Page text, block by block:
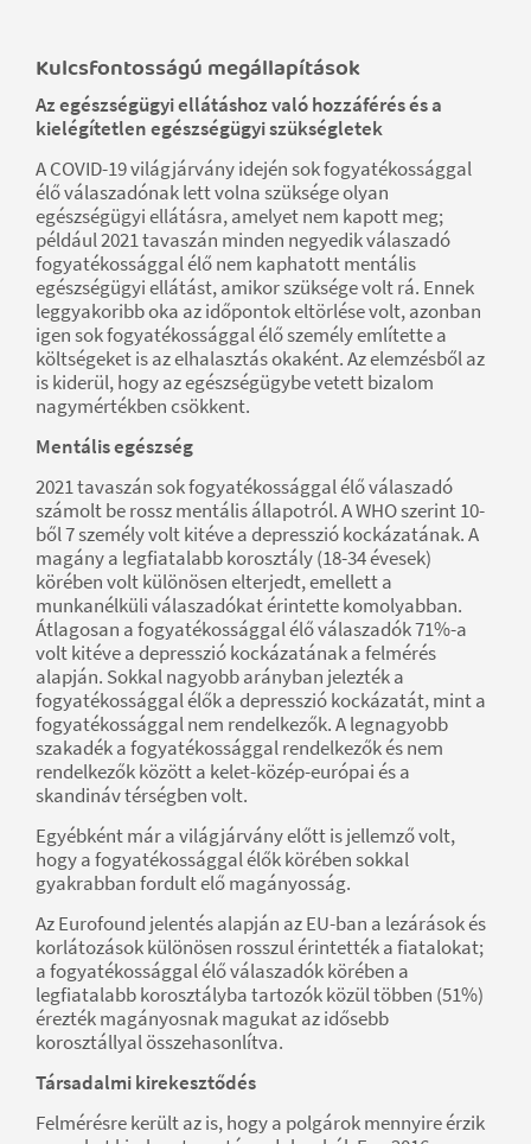
Kulcsfontosságú megállapítások
Az egészségügyi ellátáshoz való hozzáférés és a
kielégítetlen egészségügyi szükségletek
A COVID-19 világjárvány idején sok fogyatékossággal
élő válaszadónak lett volna szüksége olyan
egészségügyi ellátásra, amelyet nem kapott meg;
például 2021 tavaszán minden negyedik válaszadó
fogyatékossággal élő nem kaphatott mentális
egészségügyi ellátást, amikor szüksége volt rá. Ennek
leggyakoribb oka az időpontok eltörlése volt, azonban
igen sok fogyatékossággal élő személy említette a
költségeket is az elhalasztás okaként. Az elemzésből az
is kiderül, hogy az egészségügybe vetett bizalom
nagymértékben csökkent.
Mentális egészség
2021 tavaszán sok fogyatékossággal élő válaszadó
számolt be rossz mentális állapotról. A WHO szerint 10-
ből 7 személy volt kitéve a depresszió kockázatának. A
magány a legfiatalabb korosztály (18-34 évesek)
körében volt különösen elterjedt, emellett a
munkanélküli válaszadókat érintette komolyabban.
Átlagosan a fogyatékossággal élő válaszadók 71%-a
volt kitéve a depresszió kockázatának a felmérés
alapján. Sokkal nagyobb arányban jelezték a
fogyatékossággal élők a depresszió kockázatát, mint a
fogyatékossággal nem rendelkezők. A legnagyobb
szakadék a fogyatékossággal rendelkezők és nem
rendelkezők között a kelet-közép-európai és a
skandináv térségben volt.
Egyébként már a világjárvány előtt is jellemző volt,
hogy a fogyatékossággal élők körében sokkal
gyakrabban fordult elő magányosság.
Az Eurofound jelentés alapján az EU-ban a lezárások és
korlátozások különösen rosszul érintették a fiatalokat;
a fogyatékossággal élő válaszadók körében a
legfiatalabb korosztályba tartozók közül többen (51%)
érezték magányosnak magukat az idősebb
korosztállyal összehasonlítva.
Társadalmi kirekesztődés
Felmérésre került az is, hogy a polgárok mennyire érzik